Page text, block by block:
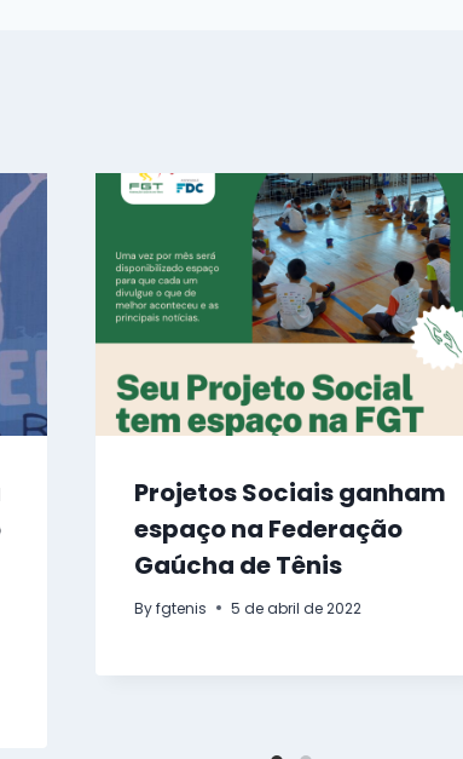
Projetos Sociais ganham
espaço na Federação
Gaúcha de Tênis
Byfgtenis 5 de abril de 2022